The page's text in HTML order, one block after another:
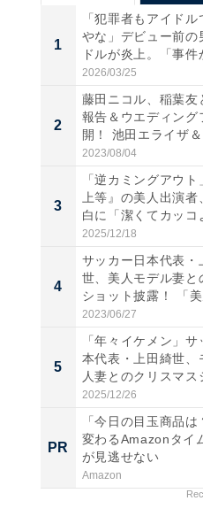
1
「犯罪者もアイドル
やな」デビュー前の
ドルが炎上。「事件
も...
2026/03/25
2
藤田ニコル、稲葉友
報告＆ウエディング
開！ 池田エライザ
央...
2023/08/04
3
「逆カミングアウ
上等』の美人出演
白に「潔くてカッコ
「好...
2025/12/18
4
サッカー日本代表・
世、美人モデル妻と
ショット披露！ 「美
「...
2023/06/27
5
「年々イケメン」サ
本代表・上田綺世、
人妻とのクリスマス
に...
2025/12/26
PR
「今日の目玉商品は
変わるAmazonタイ
が見逃せない
Amazon